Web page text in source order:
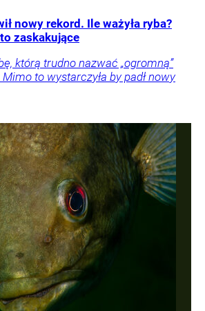
nowy rekord. Ile ważyła ryba?
zaskakujące
którą trudno nazwać „ogromną”
Mimo to wystarczyła by padł nowy